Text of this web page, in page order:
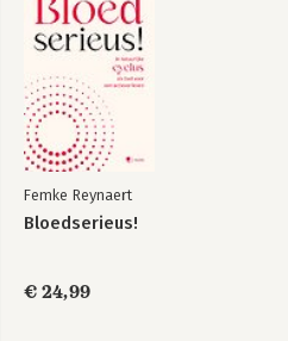
Femke Reynaert
Bloedserieus!
€ 24,99